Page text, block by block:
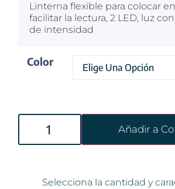
Linterna flexible para colocar
facilitar la lectura, 2 LED, luz
de intensidad
Color
Añadir a
Selecciona la cantidad y